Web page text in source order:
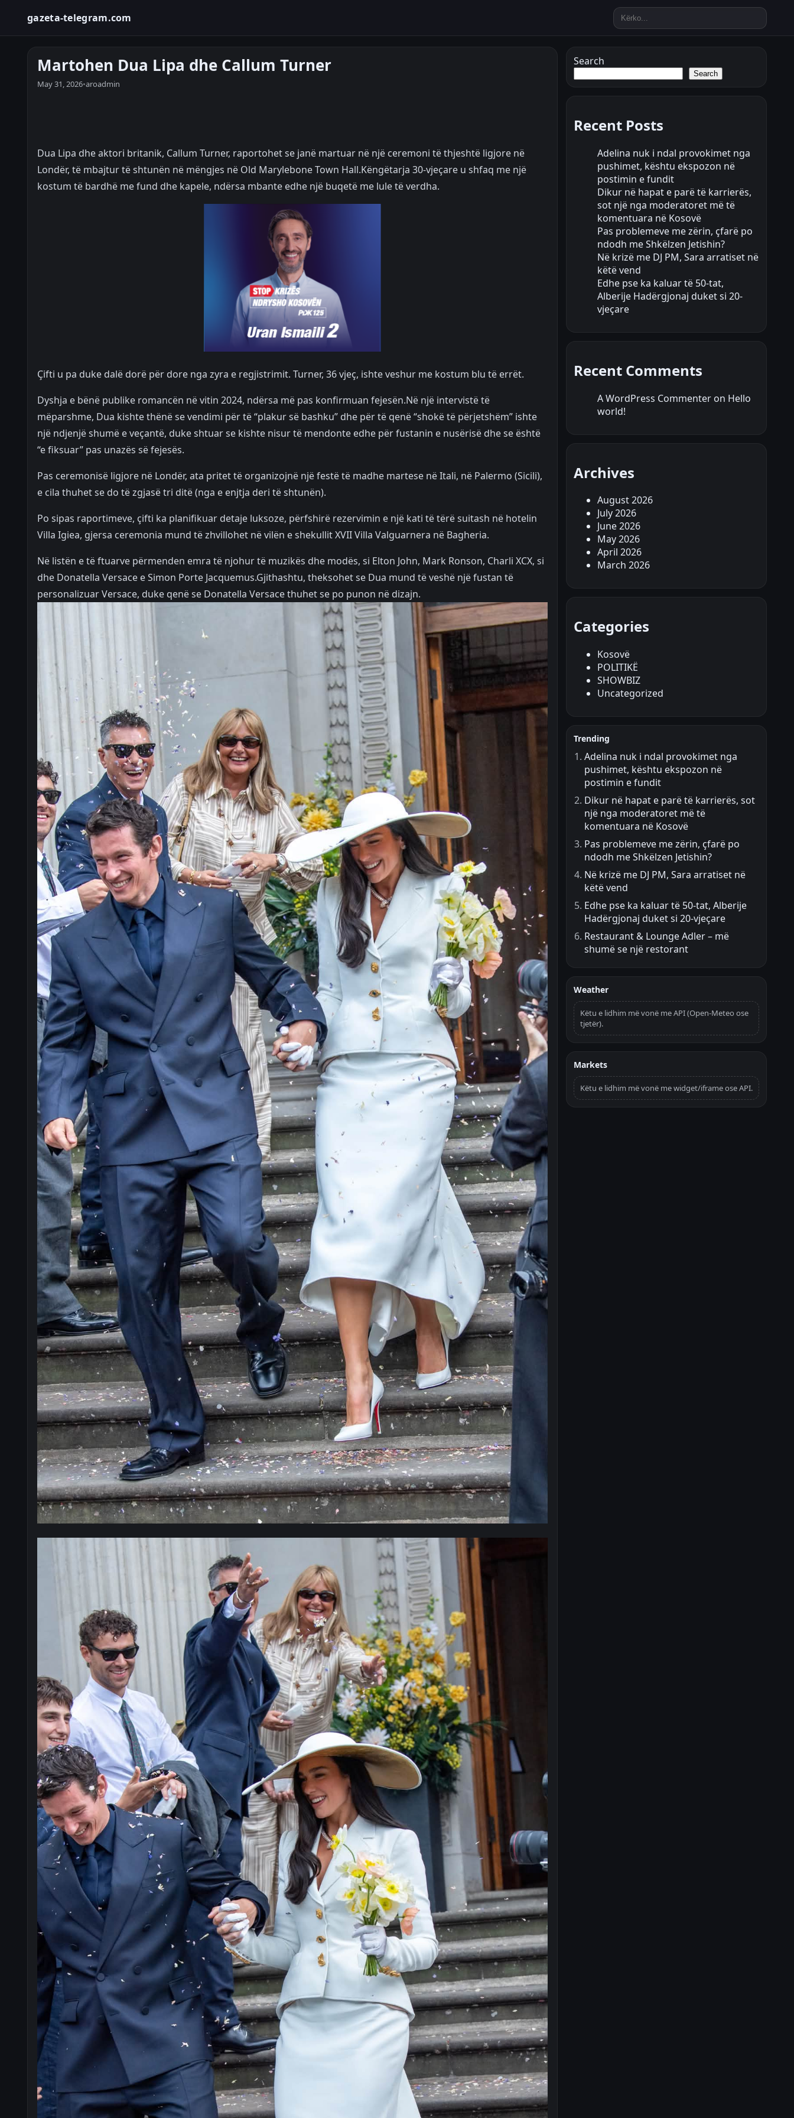
gazeta-telegram.com
Martohen Dua Lipa dhe Callum Turner
May 31, 2026•aroadmin
Dua Lipa dhe aktori britanik, Callum Turner, raportohet se janë martuar në një ceremoni të thjeshtë ligjore në
Londër, të mbajtur të shtunën në mëngjes në Old Marylebone Town Hall.Këngëtarja 30-vjeçare u shfaq me një
kostum të bardhë me fund dhe kapele, ndërsa mbante edhe një buqetë me lule të verdha.
Çifti u pa duke dalë dorë për dore nga zyra e regjistrimit. Turner, 36 vjeç, ishte veshur me kostum blu të errët.
Dyshja e bënë publike romancën në vitin 2024, ndërsa më pas konfirmuan fejesën.Në një intervistë të
mëparshme, Dua kishte thënë se vendimi për të “plakur së bashku” dhe për të qenë “shokë të përjetshëm” ishte
një ndjenjë shumë e veçantë, duke shtuar se kishte nisur të mendonte edhe për fustanin e nusërisë dhe se është
“e fiksuar” pas unazës së fejesës.
Pas ceremonisë ligjore në Londër, ata pritet të organizojnë një festë të madhe martese në Itali, në Palermo (Sicili),
e cila thuhet se do të zgjasë tri ditë (nga e enjtja deri të shtunën).
Po sipas raportimeve, çifti ka planifikuar detaje luksoze, përfshirë rezervimin e një kati të tërë suitash në hotelin
Villa Igiea, gjersa ceremonia mund të zhvillohet në vilën e shekullit XVII Villa Valguarnera në Bagheria.
Në listën e të ftuarve përmenden emra të njohur të muzikës dhe modës, si Elton John, Mark Ronson, Charli XCX, si
dhe Donatella Versace e Simon Porte Jacquemus.Gjithashtu, theksohet se Dua mund të veshë një fustan të
personalizuar Versace, duke qenë se Donatella Versace thuhet se po punon në dizajn.
Search
Search
Recent Posts
Adelina nuk i ndal provokimet nga
pushimet, kështu ekspozon në
postimin e fundit
Dikur në hapat e parë të karrierës,
sot një nga moderatoret më të
komentuara në Kosovë
Pas problemeve me zërin, çfarë po
ndodh me Shkëlzen Jetishin?
Në krizë me DJ PM, Sara arratiset në
këtë vend
Edhe pse ka kaluar të 50-tat,
Alberije Hadërgjonaj duket si 20-
vjeçare
Recent Comments
A WordPress Commenter on Hello
world!
Archives
August 2026
July 2026
June 2026
May 2026
April 2026
March 2026
Categories
Kosovë
POLITIKË
SHOWBIZ
Uncategorized
Trending
Adelina nuk i ndal provokimet nga
pushimet, kështu ekspozon në
postimin e fundit
Dikur në hapat e parë të karrierës, sot
një nga moderatoret më të
komentuara në Kosovë
Pas problemeve me zërin, çfarë po
ndodh me Shkëlzen Jetishin?
Në krizë me DJ PM, Sara arratiset në
këtë vend
Edhe pse ka kaluar të 50-tat, Alberije
Hadërgjonaj duket si 20-vjeçare
Restaurant & Lounge Adler – më
shumë se një restorant
Weather
Këtu e lidhim më vonë me API (Open-Meteo ose
tjetër).
Markets
Këtu e lidhim më vonë me widget/iframe ose API.